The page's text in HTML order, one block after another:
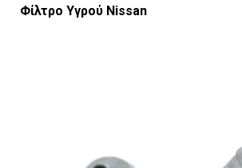
Φίλτρο Υγρού Nissan